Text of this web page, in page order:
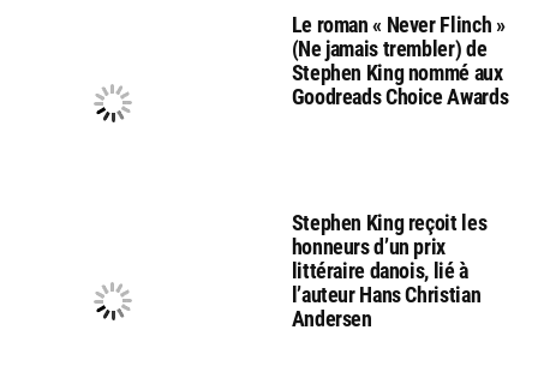
Le roman « Never Flinch »
(Ne jamais trembler) de
Stephen King nommé aux
Goodreads Choice Awards
Stephen King reçoit les
honneurs d’un prix
littéraire danois, lié à
l’auteur Hans Christian
Andersen